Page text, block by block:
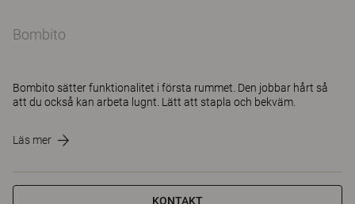
Bombito
Bombito sätter funktionalitet i första rummet. Den jobbar hårt så
att du också kan arbeta lugnt. Lätt att stapla och bekväm.
Läs mer
KONTAKT